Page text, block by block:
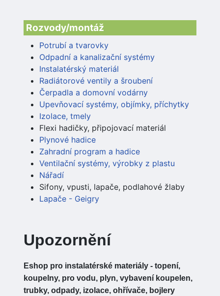
Rozvody/montáž
Potrubí a tvarovky
Odpadní a kanalizační systémy
Instalatérský materiál
Radiátorové ventily a šroubení
Čerpadla a domovní vodárny
Upevňovací systémy, objímky, příchytky
Izolace, tmely
Flexi hadičky, připojovací materiál
Plynové hadice
Zahradní program a hadice
Ventilační systémy, výrobky z plastu
Nářadí
Sifony, vpusti, lapače, podlahové žlaby
Lapače - Geigry
Upozornění
Eshop pro instalatérské materiály - topení,
koupelny, pro vodu, plyn, vybavení koupelen,
trubky, odpady, izolace, ohřívače, bojlery